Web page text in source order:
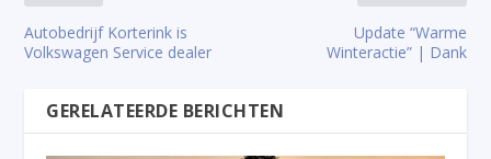
Autobedrijf Korterink is
Volkswagen Service dealer
Update “Warme
Winteractie” | Dank
GERELATEERDE BERICHTEN